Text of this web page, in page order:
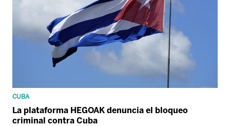
CUBA
La plataforma HEGOAK denuncia el bloqueo
criminal contra Cuba